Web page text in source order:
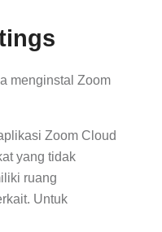
menginstal Zoom
Zoom Cloud
yang tidak
ruang
Untuk